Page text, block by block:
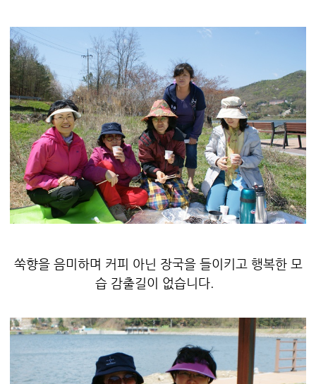
쑥향을 음미하며 커피 아닌 장국을 들이키고 행복한 모
습 감출길이 없습니다.